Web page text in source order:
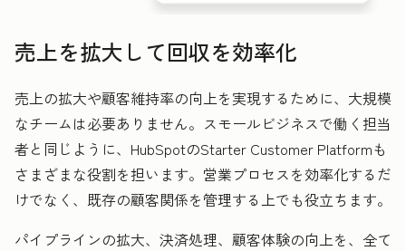
売上を拡大して回収を効率化
売上の拡大や顧客維持率の向上を実現するために、大規模
なチームは必要ありません。スモールビジネスで働く担当
者と同じように、HubSpotのStarter Customer Platformも
さまざまな役割を担います。営業プロセスを効率化するだ
けでなく、既存の顧客関係を管理する上でも役立ちます。
パイプラインの拡大、決済処理、顧客体験の向上を、全て